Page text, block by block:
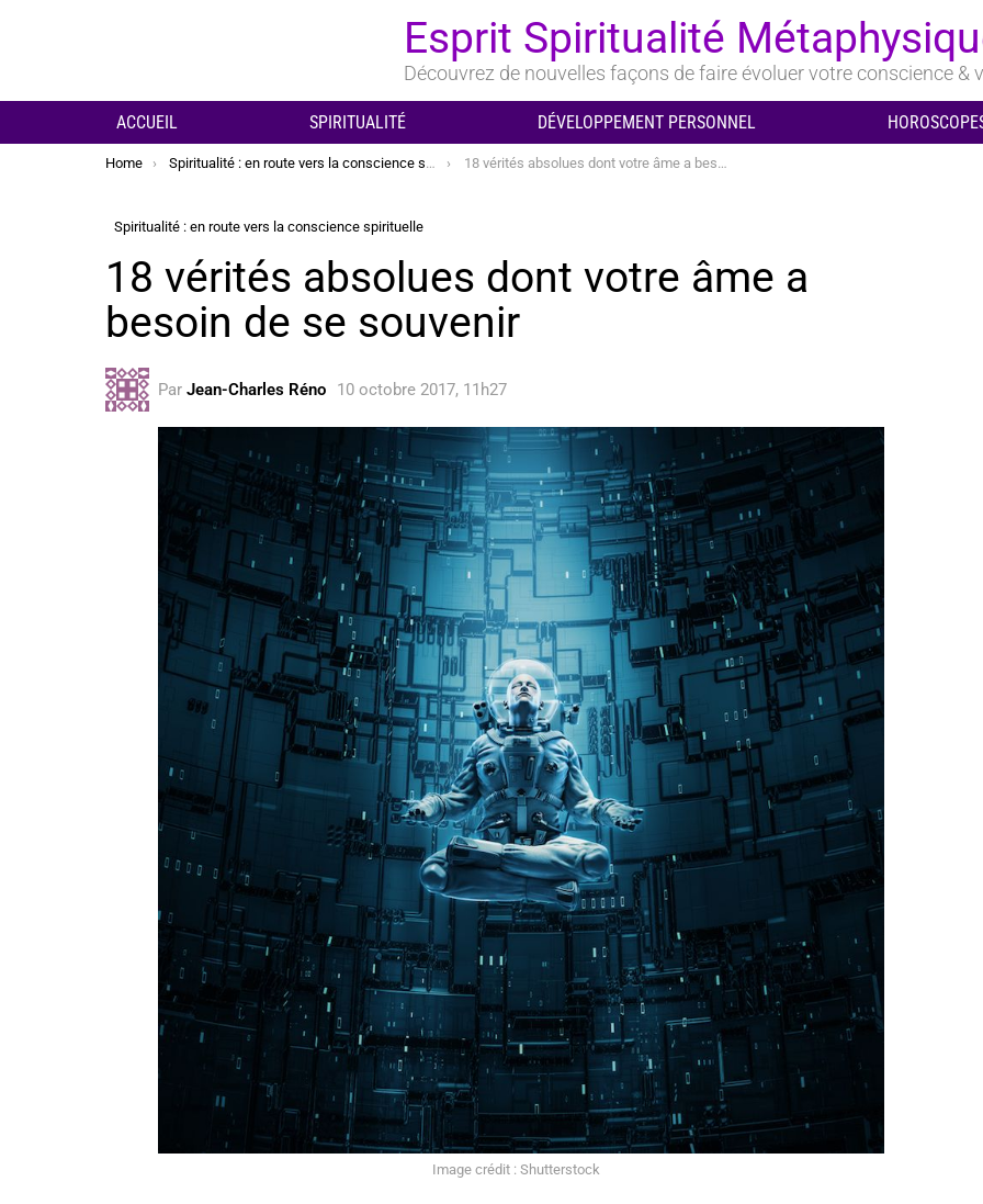
Esprit Spiritualité
Découvrez de nouvelles façons de faire évoluer votre conscience &
ACCUEIL SPIRITUALITÉ DÉVELOPPEMENT PERSONNEL
You are here:
Home Spiritualité : en route vers la conscience spirituelle 18 vérités absolues dont votre âme a besoin de se souvenir
Spiritualité : en route vers la conscience spirituelle
18 vérités absolues dont votre âme a
besoin de se souvenir
Par Jean-Charles Réno 10 octobre 2017, 11h27
Image crédit : Shutterstock